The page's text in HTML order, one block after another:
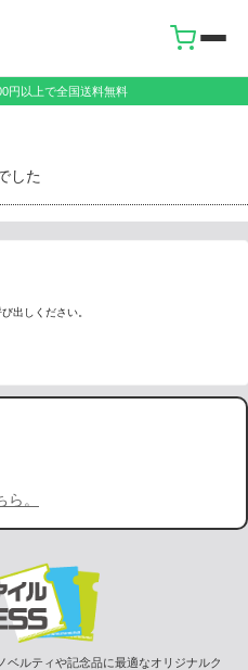
円以上で全国送料無料
した
び出しください。
ら。
ベルティや記念品に最適なオリジナルク